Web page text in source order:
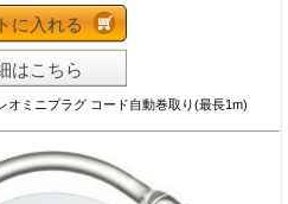
に入れる
はこちら
オミニプラグ コード自動巻取り(最長1m)